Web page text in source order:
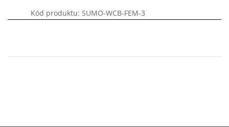
Kód produktu: SUMO-WCB-FEM-3